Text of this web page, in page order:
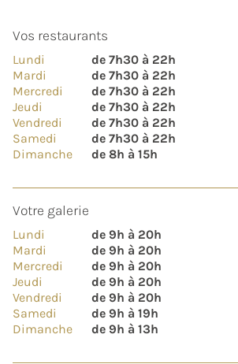
Vos restaurants
Lundi
de 7h30 à 22h
Mardi
de 7h30 à 22h
Mercredi
de 7h30 à 22h
Jeudi
de 7h30 à 22h
Vendredi
de 7h30 à 22h
Samedi
de 7h30 à 22h
Dimanche
de 8h à 15h
Votre galerie
Lundi
de 9h à 20h
Mardi
de 9h à 20h
Mercredi
de 9h à 20h
Jeudi
de 9h à 20h
Vendredi
de 9h à 20h
Samedi
de 9h à 19h
Dimanche
de 9h à 13h